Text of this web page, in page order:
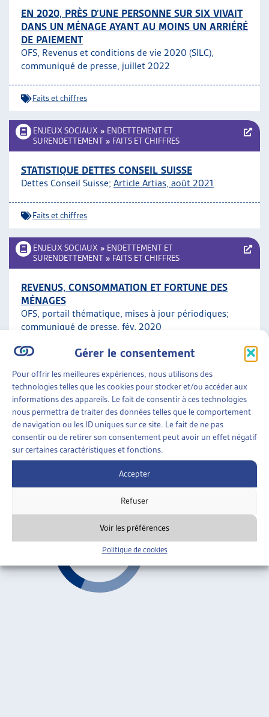
Gérer le consentement
Pour offrir les meilleures expériences, nous utilisons des
technologies telles que les cookies pour stocker et/ou accéder aux
informations des appareils. Le fait de consentir à ces technologies
nous permettra de traiter des données telles que le comportement
de navigation ou les ID uniques sur ce site. Le fait de ne pas
consentir ou de retirer son consentement peut avoir un effet négatif
sur certaines caractéristiques et fonctions.
Accepter
Refuser
Voir les préférences
Politique de cookies
EN 2020, PRÈS D’UNE PERSONNE SUR SIX VIVAIT
DANS UN MÉNAGE AYANT AU MOINS UN ARRIÉRÉ
DE PAIEMENT
OFS, Revenus et conditions de vie 2020 (SILC),
communiqué de presse, juillet 2022
Faits et chiffres
ENJEUX SOCIAUX » ENDETTEMENT ET
SURENDETTEMENT » FAITS ET CHIFFRES
STATISTIQUE DETTES CONSEIL SUISSE
Dettes Conseil Suisse; Article Artias, août 2021
Faits et chiffres
ENJEUX SOCIAUX » ENDETTEMENT ET
SURENDETTEMENT » FAITS ET CHIFFRES
REVENUS, CONSOMMATION ET FORTUNE DES
MÉNAGES
OFS, portail thématique, mises à jour périodiques;
communiqué de presse, fév. 2020
Faits et chiffres
ENJEUX SOCIAUX»ENDETTEMENT ET
SURENDETTEMENT» FAITS ET CHIFFRES
ENDETTEMENT DES MÉNAGES PRIVÉS ET
RAPPORT À L’ARGENT
OFS, données à jour
Faits et chiffres